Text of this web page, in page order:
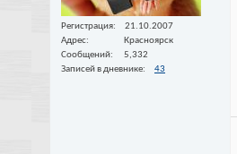
Регистрация
21.10.2007
Адрес
Красноярск
Сообщений
5,332
Записей в дневнике
43